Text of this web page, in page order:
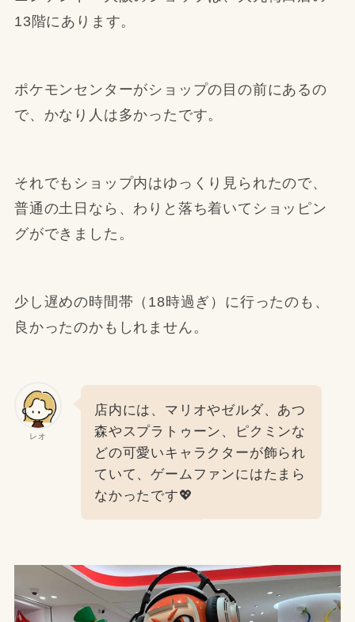
13階にあります。
ポケモンセンターがショップの目の前にあるの
で、かなり人は多かったです。
それでもショップ内はゆっくり見られたので、
普通の土日なら、わりと落ち着いてショッピン
グができました。
少し遅めの時間帯（18時過ぎ）に行ったのも、
良かったのかもしれません。
レオ
店内には、マリオやゼルダ、あつ
森やスプラトゥーン、ピクミンな
どの可愛いキャラクターが飾られ
ていて、ゲームファンにはたまら
なかったです💖